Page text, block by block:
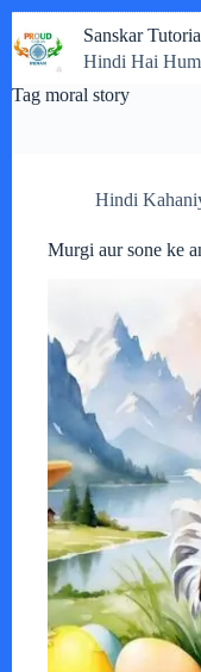
to
content
Sanskar
Hindi Hai
Tag moral story
Hindi
Murgi aur sone ke